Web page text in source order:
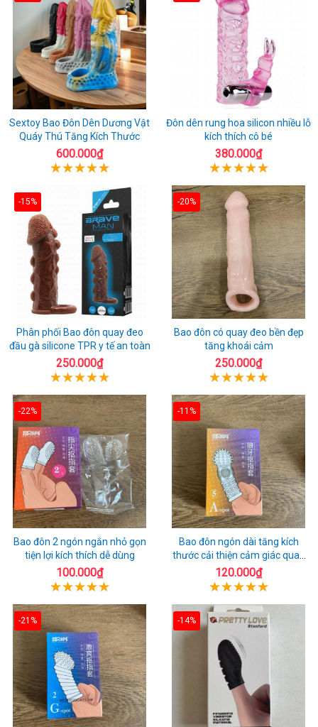
Sextoy Bao Đôn Dên Dương Vật
Quáy Thú Tăng Kích Thước
600.000₫
Đôn dên rung hoa silicon nhiều lỗ
kích thích cô bé
380.000₫
-15%
Phân phối Bao đôn quay đeo
đầu gà silicone TPR y tế an toàn
250.000₫
-20%
Bao đôn có quay đeo bền đẹp
tăng khoái cảm
250.000₫
-22%
Bao đôn 2 ngón ngắn nhỏ gọn
tiện lợi kích thích dễ dùng
100.000₫
-11%
Bao đôn ngón dài tăng kích
thước cải thiện cảm giác quan
hệ
120.000₫
-21% -14%